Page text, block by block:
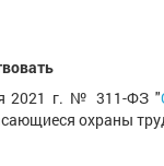
2021 г. № 311-ФЗ "
охраны